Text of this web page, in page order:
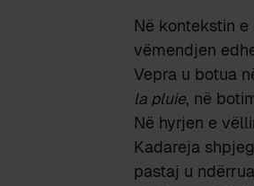
Në kontekstin
vëmendjen
Vepra u botua
la pluie, në
Në hyrjen e
Kadareja
pastaj u